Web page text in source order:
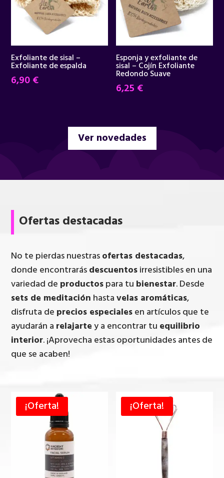
Exfoliante de sisal –
Exfoliante de espalda
6,90€
Esponja y exfoliante de
sisal – Cojín Exfoliante
Redondo Suave
6,25 €
Ver novedades
Ofertas destacadas
No te pierdas nuestrasofertas destacadas,
donde encontrarásdescuentosirresistibles en una
variedad de productospara tu bienestar. Desde
sets de meditación hastavelas aromáticas,
disfruta de precios especialesen artículos que te
ayudarán a relajartey a encontrar tu equilibrio
interior. ¡Aprovecha estas oportunidades antes de
que se acaben!
¡Oferta! ¡Oferta!